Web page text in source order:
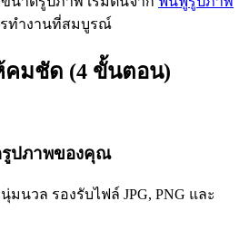
ทำงานที่สมบูรณ์
คมชัด (4 ขั้นตอน)
ปภาพของคุณ
นวล รองรับไฟล์ JPG, PNG และ